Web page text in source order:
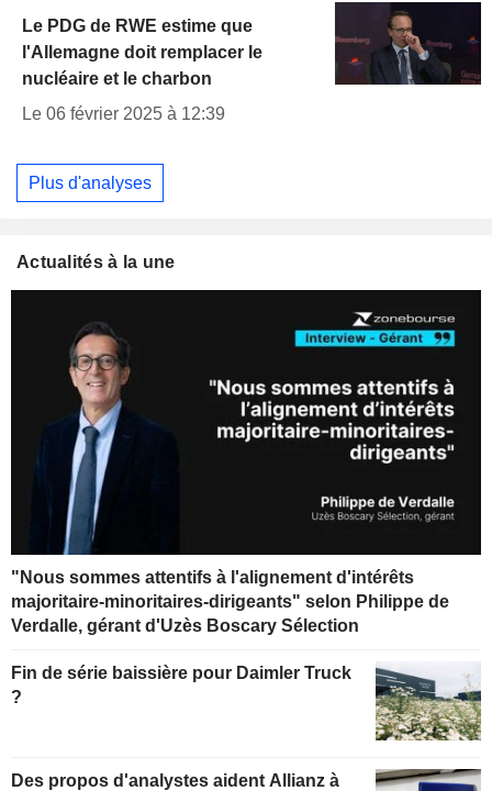
Le PDG de RWE estime que
l'Allemagne doit remplacer le
nucléaire et le charbon
Le 06 février 2025 à 12:39
Plus d'analyses
Actualités à la une
"Nous sommes attentifs à l'alignement d'intérêts
majoritaire-minoritaires-dirigeants" selon Philippe de
Verdalle, gérant d'Uzès Boscary Sélection
Fin de série baissière pour Daimler Truck
?
Des propos d'analystes aident Allianz à